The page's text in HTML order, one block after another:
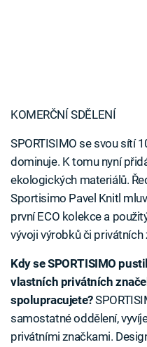
KOMERČNÍ SDĚLENÍ
SPORTISIMO se svou sítí
dominuje. K tomu nyní
ekologických materiálů.
Sportisimo Pavel Knitl
první ECO kolekce a
vývoji výrobků či privátních
Kdy se SPORTISIMO
vlastních privátních
spolupracujete?
samostatné oddělení,
privátními značkami.